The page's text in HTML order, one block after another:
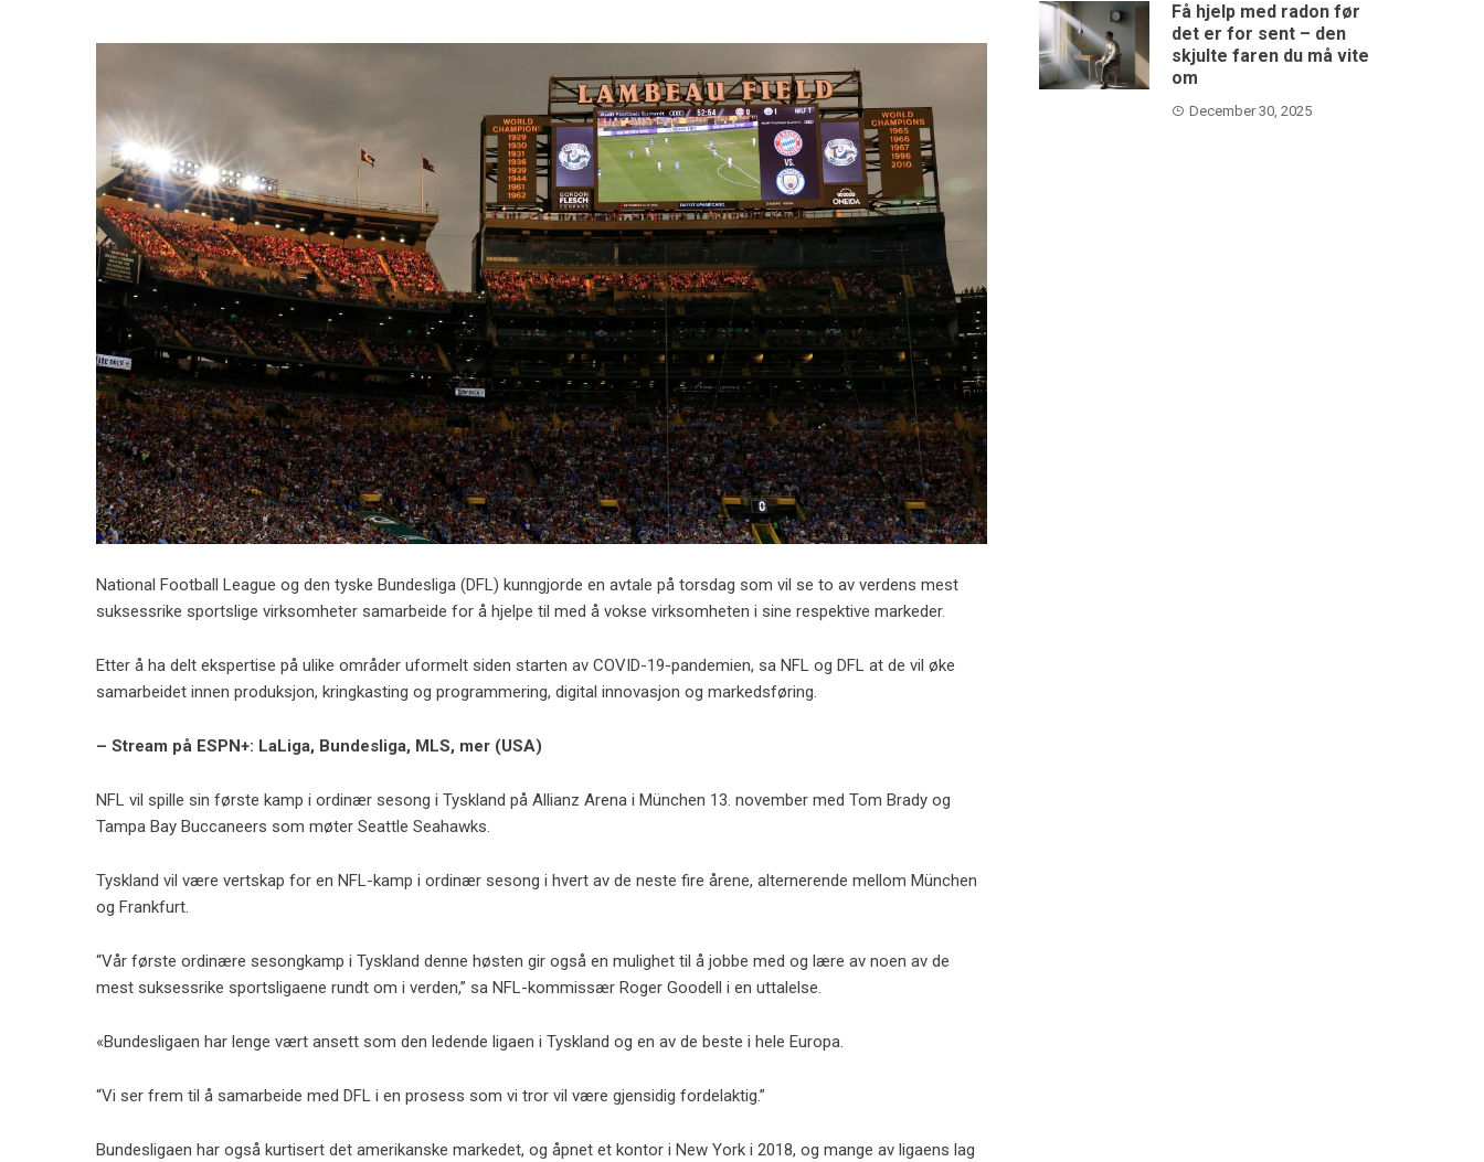
National Football League og den tyske Bundesliga (DFL) kunngjorde en avtale på torsdag som vil se to av verdens mest
suksessrike sportslige virksomheter samarbeide for å hjelpe til med å vokse virksomheten i sine respektive markeder.
Etter å ha delt ekspertise på ulike områder uformelt siden starten av COVID-19-pandemien, sa NFL og DFL at de vil øke
samarbeidet innen produksjon, kringkasting og programmering, digital innovasjon og markedsføring.
– Stream på ESPN+: LaLiga, Bundesliga, MLS, mer (USA)
NFL vil spille sin første kamp i ordinær sesong i Tyskland på Allianz Arena i München 13. november med Tom Brady og
Tampa Bay Buccaneers som møter Seattle Seahawks.
Tyskland vil være vertskap for en NFL-kamp i ordinær sesong i hvert av de neste fire årene, alternerende mellom München
og Frankfurt.
“Vår første ordinære sesongkamp i Tyskland denne høsten gir også en mulighet til å jobbe med og lære av noen av de
mest suksessrike sportsligaene rundt om i verden,” sa NFL-kommissær Roger Goodell i en uttalelse.
«Bundesligaen har lenge vært ansett som den ledende ligaen i Tyskland og en av de beste i hele Europa.
“Vi ser frem til å samarbeide med DFL i en prosess som vi tror vil være gjensidig fordelaktig.”
Bundesligaen har også kurtisert det amerikanske markedet, og åpnet et kontor i New York i 2018, og mange av ligaens lag
Få hjelp med radon før
det er for sent – den
skjulte faren du må vite
om
December 30, 2025